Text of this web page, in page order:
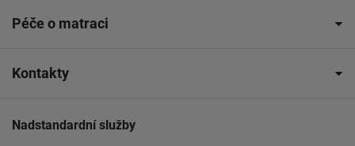
Péče o matraci
Kontakty
Nadstandardní služby